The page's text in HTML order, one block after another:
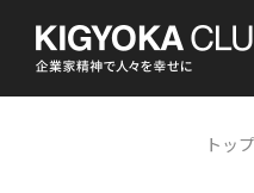
トップ